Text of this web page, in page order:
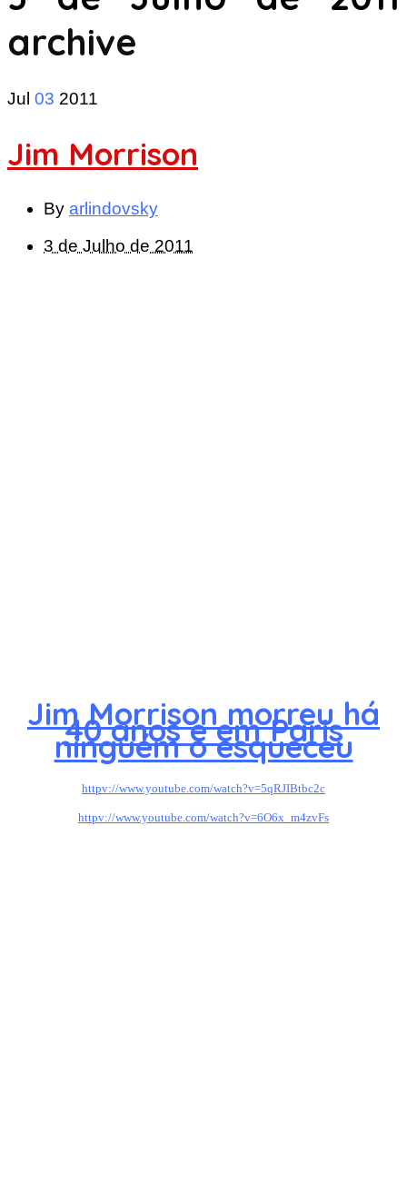
archive
Jul 03 2011
Jim Morrison
By arlindovsky
3 de Julho de 2011
Jim Morrison morreu há
40 anos e em Paris
ninguém o esqueceu
httpv://www.youtube.com/watch?v=5qRJIBtbc2c
httpv://www.youtube.com/watch?v=6O6x_m4zvFs